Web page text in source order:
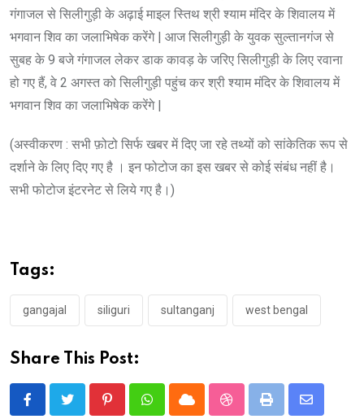
गंगाजल से सिलीगुड़ी के अढ़ाई माइल स्तिथ श्री श्याम मंदिर के शिवालय में
भगवान शिव का जलाभिषेक करेंगे | आज सिलीगुड़ी के युवक सुल्तानगंज से
सुबह के 9 बजे गंगाजल लेकर डाक कावड़ के जरिए सिलीगुड़ी के लिए रवाना
हो गए हैं, वे 2 अगस्त को सिलीगुड़ी पहुंच कर श्री श्याम मंदिर के शिवालय में
भगवान शिव का जलाभिषेक करेंगे |
(अस्वीकरण : सभी फ़ोटो सिर्फ खबर में दिए जा रहे तथ्यों को सांकेतिक रूप से
दर्शाने के लिए दिए गए है । इन फोटोज का इस खबर से कोई संबंध नहीं है।
सभी फोटोज इंटरनेट से लिये गए है।)
Tags:
gangajal siliguri sultanganj west bengal
Share This Post:
PinterestWhatsappCloud StumbleUpon
Print
Share